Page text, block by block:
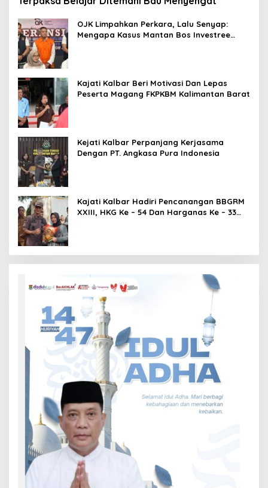
OJK Limpahkan Perkara, Lalu Senyap:
Mengapa Kasus Mantan Bos Investree
Kajati Kalbar Beri Motivasi Dan Lepas
Peserta Magang FKPKBM Kalimantan Barat
Kejati Kalbar Perpanjang Kerjasama
Dengan PT. Angkasa Pura Indonesia
Kajati Kalbar Hadiri Pencanangan BBGRM
XXIII, HKG Ke – 54 Dan Harganas Ke – 33